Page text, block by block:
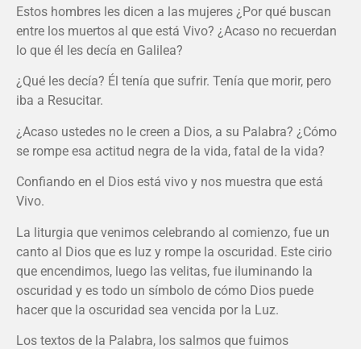
Estos hombres les dicen a las mujeres ¿Por qué buscan
entre los muertos al que está Vivo? ¿Acaso no recuerdan
lo que él les decía en Galilea?
¿Qué les decía? Él tenía que sufrir. Tenía que morir, pero
iba a Resucitar.
¿Acaso ustedes no le creen a Dios, a su Palabra? ¿Cómo
se rompe esa actitud negra de la vida, fatal de la vida?
Confiando en el Dios está vivo y nos muestra que está
Vivo.
La liturgia que venimos celebrando al comienzo, fue un
canto al Dios que es luz y rompe la oscuridad. Este cirio
que encendimos, luego las velitas, fue iluminando la
oscuridad y es todo un símbolo de cómo Dios puede
hacer que la oscuridad sea vencida por la Luz.
Los textos de la Palabra, los salmos que fuimos